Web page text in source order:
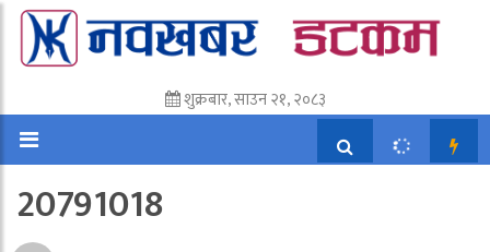
शुक्रबार, साउन २१, २०८३
20791018